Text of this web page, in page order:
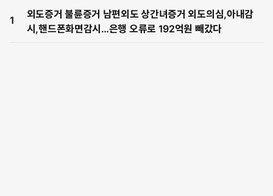
1
외도증거 불륜증거 남편외도 상간녀증거 외도의심,아내감
시,핸드폰화면감시…은행 오류로 192억원 빼갔다